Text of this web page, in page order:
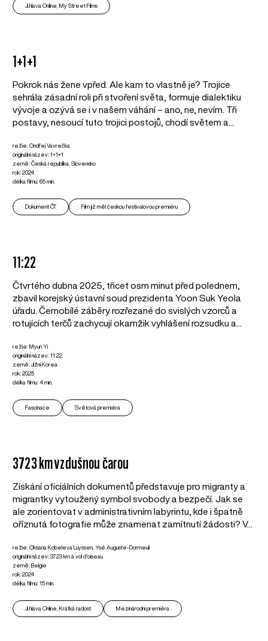
Ji.hlava Online, My Street Films
1+1+1
Pokrok nás žene vpřed. Ale kam to vlastně je? Trojice
sehrála zásadní roli při stvoření světa, formuje dialektiku
vývoje a ozývá se i v našem váhání – ano, ne, nevím. Tři
postavy, nesoucí tuto trojici postojů, chodí světem a...
režie: Ondřej Vavrečka
originální název: 1+1+1
země: Česká republika, Slovensko
rok: 2024
délka filmu: 65 min.
Dokument ČT Film již měl českou festivalovou premiéru
11:22
Čtvrtého dubna 2025, třicet osm minut před polednem,
zbavil korejský ústavní soud prezidenta Yoon Suk Yeola
úřadu. Černobílé záběry rozřezané do svislých vzorců a
rotujících terčů zachycují okamžik vyhlášení rozsudku a...
režie: Myun Yi
originální název: 11:22
země: Jižní Korea
rok: 2025
délka filmu: 4 min.
Fascinace Světová premiéra
3723 km vzdušnou čarou
Získání oficiálních dokumentů představuje pro migranty a
migrantky vytoužený symbol svobody a bezpečí. Jak se
ale zorientovat v administrativním labyrintu, kde i špatně
oříznutá fotografie může znamenat zamítnutí žádosti? V...
režie: Oksana Kobeleva Luyssen, Ysé Auguste-Dormeuil
originální název: 3723 km à vol d'oiseau
země: Belgie
rok: 2024
délka filmu: 15 min.
Ji.hlava Online, Krátká radost Mezinárodní premiéra